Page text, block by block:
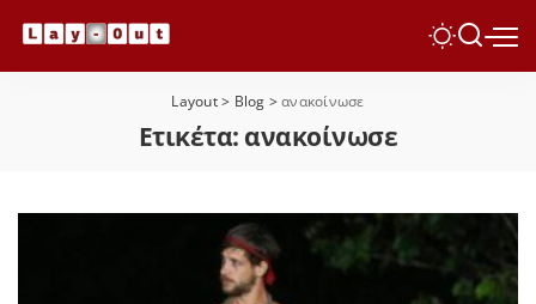
Layout> Blog >ανακοίνωσε
Ετικέτα: ανακοίνωσε